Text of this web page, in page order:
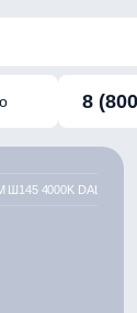
8
Ш145 4000K DALI